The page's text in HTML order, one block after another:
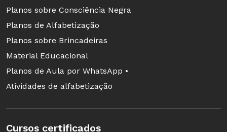
Planos sobre Consciência Negra
Planos de Alfabetização
Planos sobre Brincadeiras
Material Educacional
Planos de Aula por WhatsApp •
Atividades de alfabetização
Cursos certificados